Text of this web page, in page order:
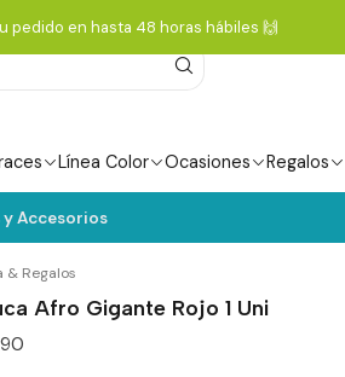
Línea Color Ocasiones Regalos
tu pedido en hasta 48 horas hábiles 🙌
y Accesorios
& Regalos
Afro Gigante Rojo 1 Uni